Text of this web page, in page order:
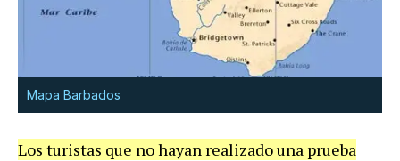
Mapa Barbados
Los turistas que no hayan realizado una prueba